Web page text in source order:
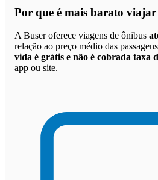
Por que é mais barato viajar
A Buser oferece viagens de ônibus
relação ao preço médio das
vida é grátis e não é cobrada taxa
app ou site.